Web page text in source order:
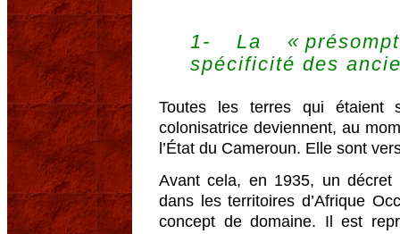
1- La «
spécificité des
Toutes les terres qui étaient
colonisatrice deviennent, au
l’État du Cameroun. Elle sont
Avant cela, en 1935, un
dans les territoires d’Afrique
concept de domaine. Il est